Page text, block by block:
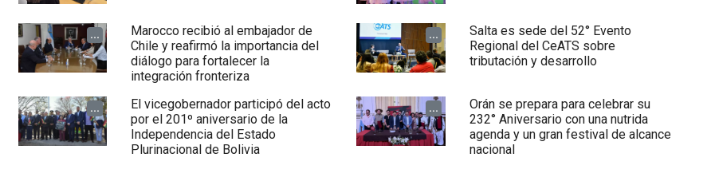
...
Marocco recibió al embajador de
Chile y reafirmó la importancia del
diálogo para fortalecer la
integración fronteriza
...
Salta es sede del 52° Evento
Regional del CeATS sobre
tributación y desarrollo
...
El vicegobernador participó del acto
por el 201º aniversario de la
Independencia del Estado
Plurinacional de Bolivia
...
Orán se prepara para celebrar su
232° Aniversario con una nutrida
agenda y un gran festival de alcance
nacional